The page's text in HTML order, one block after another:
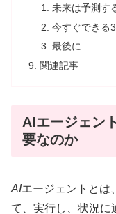
未来は予測す
今すぐできる
最後に
関連記事
AIエージェン
要なのか
AIエージェントとは
て、実行し、状況に